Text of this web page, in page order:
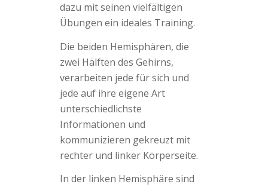
dazu mit seinen vielfältigen
Übungen ein ideales Training.
Die beiden Hemisphären, die
zwei Hälften des Gehirns,
verarbeiten jede für sich und
jede auf ihre eigene Art
unterschiedlichste
Informationen und
kommunizieren gekreuzt mit
rechter und linker Körperseite.
In der linken Hemisphäre sind